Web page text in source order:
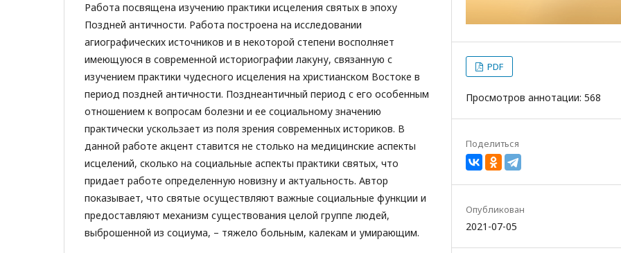
Работа посвящена изучению практики исцеления святых в эпоху
Поздней античности. Работа построена на исследовании
агиографических источников и в некоторой степени восполняет
имеющуюся в современной историографии лакуну, связанную с
изучением практики чудесного исцеления на христианском Востоке в
период поздней античности. Позднеантичный период с его особенным
отношением к вопросам болезни и ее социальному значению
практически ускользает из поля зрения современных историков. В
данной работе акцент ставится не столько на медицинские аспекты
исцелений, сколько на социальные аспекты практики святых, что
придает работе определенную новизну и актуальность. Автор
показывает, что святые осуществляют важные социальные функции и
предоставляют механизм существования целой группе людей,
выброшенной из социума, – тяжело больным, калекам и умирающим.
PDF
Просмотров аннотации: 568
Поделиться
Опубликован
2021-07-05